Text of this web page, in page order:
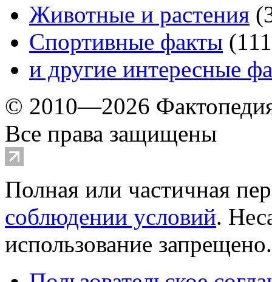
Животные и растения (
Спортивные факты (111
и другие интересные
© 2010—2026
Все права защищены
Полная или частичная
соблюдении условий.
использование